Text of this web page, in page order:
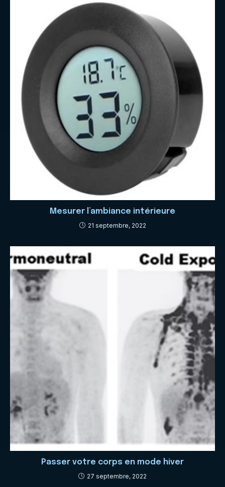
Mesurer l’ambiance intérieure
21 septembre, 2022
Passer votre corps en mode hiver
27 septembre, 2022